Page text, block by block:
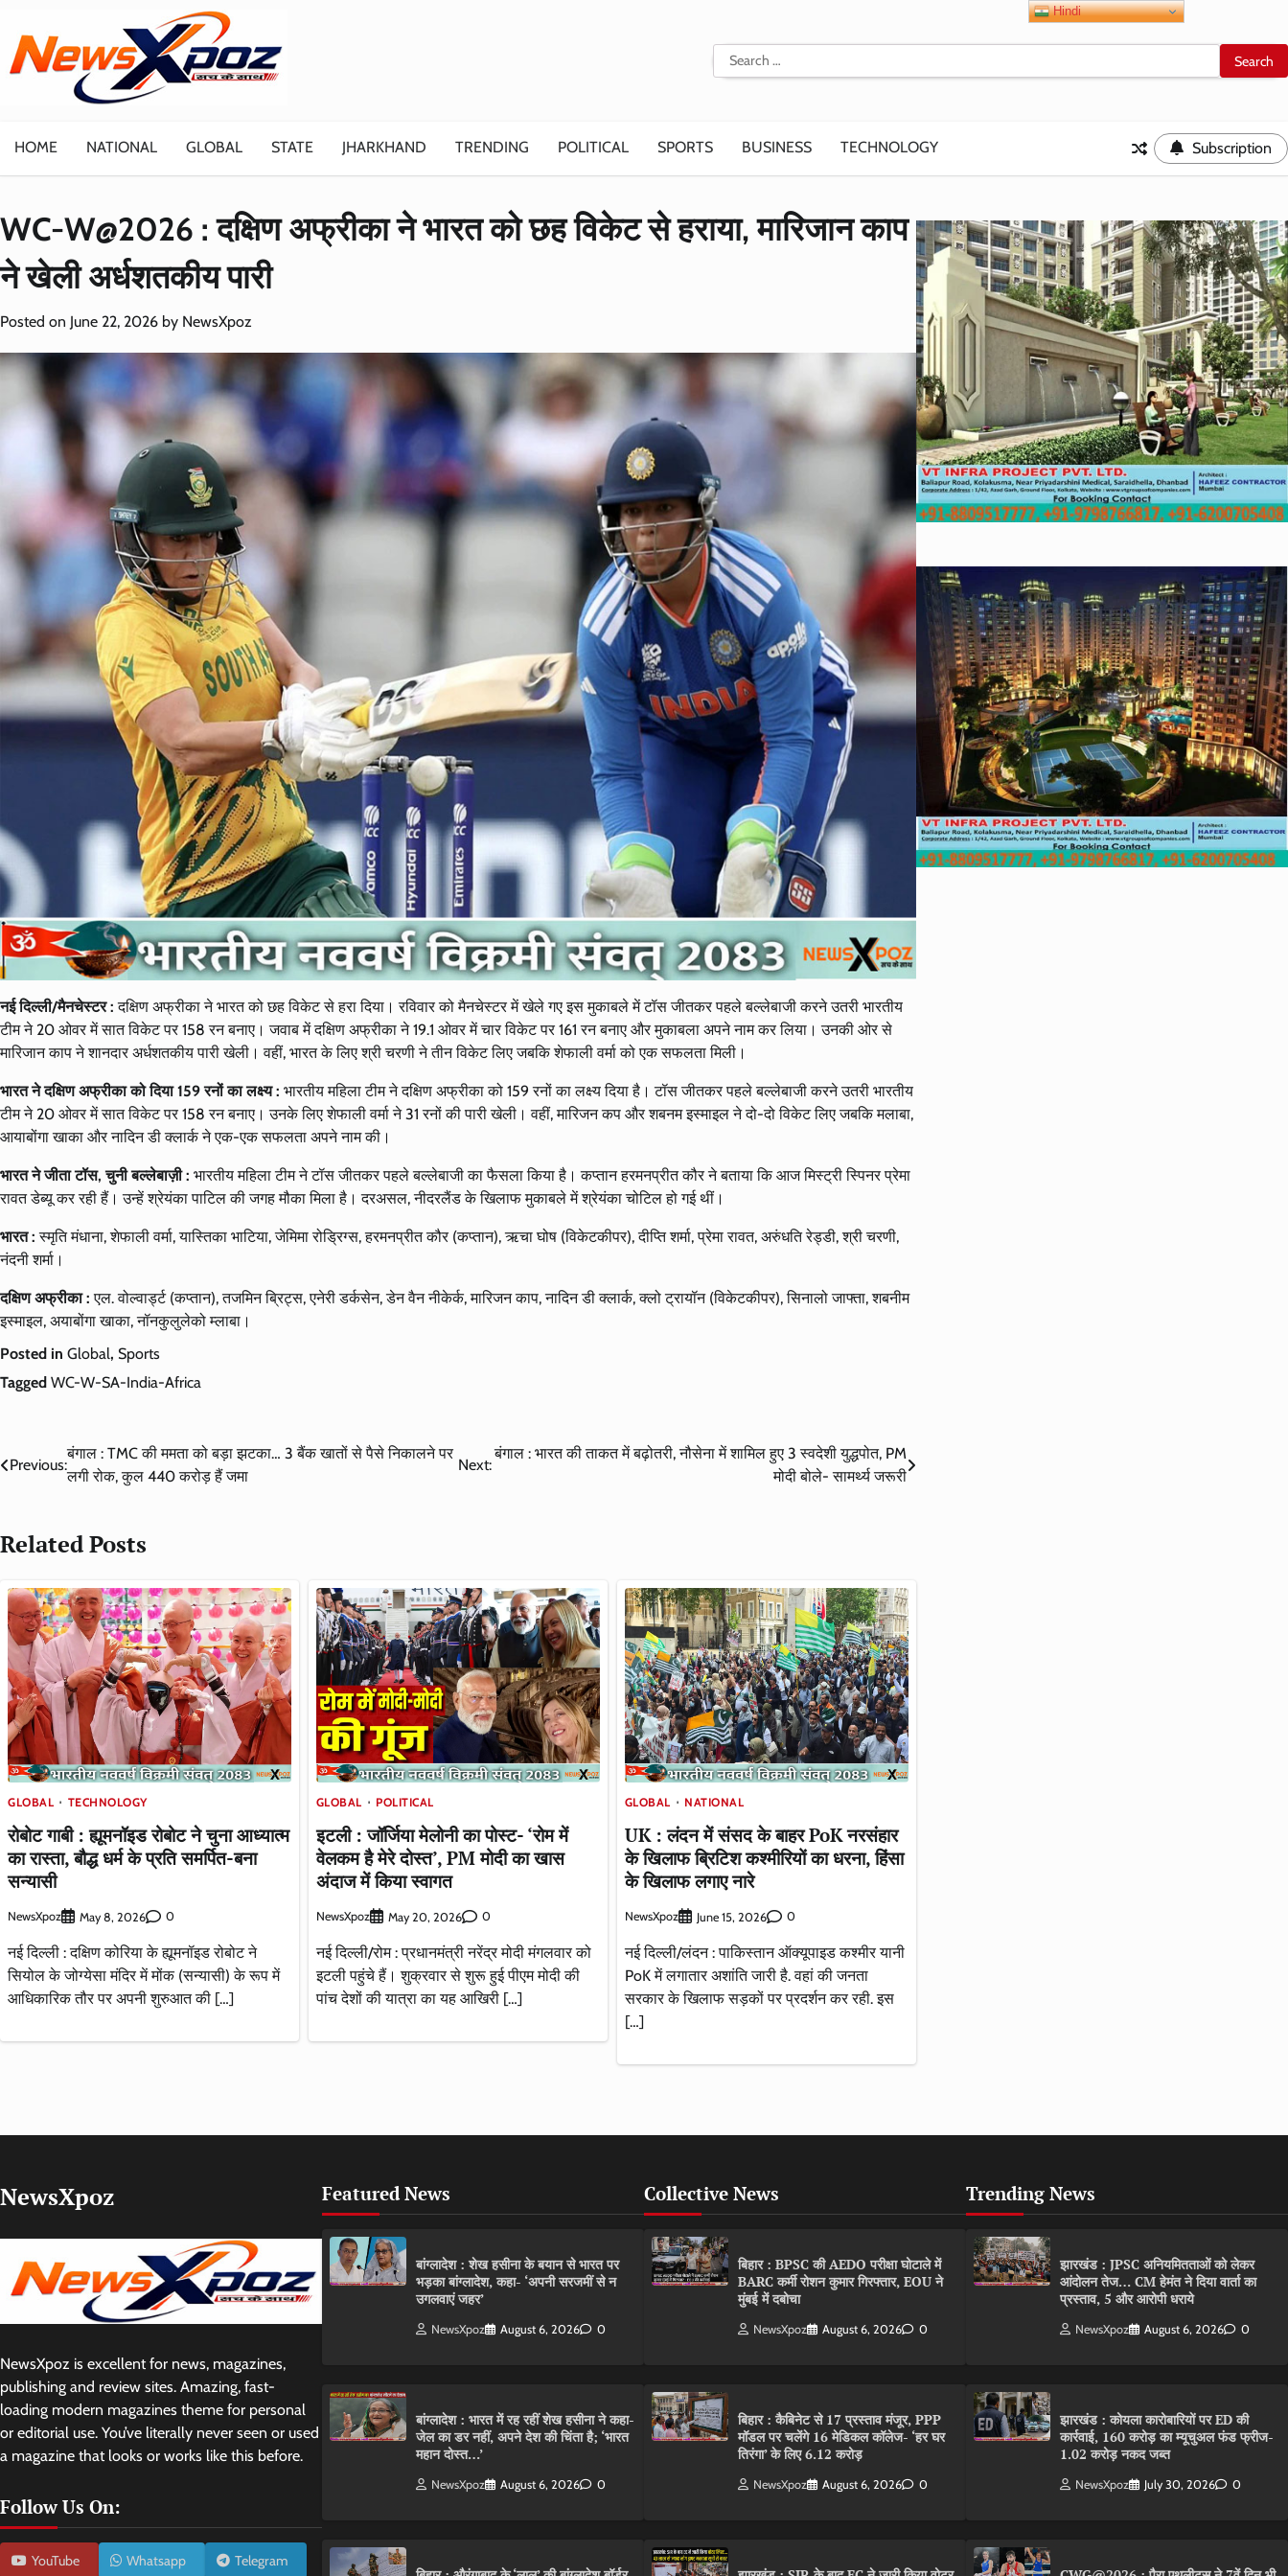
content
Search
for:
HOME NATIONAL GLOBAL STATE JHARKHAND TRENDING POLITICAL SPORTS BUSINESS TECHNOLOGY Subscription
WC-W@2026 : दक्षिण अफ्रीका ने भारत को छह विकेट से हराया, मारिजान काप
ने खेली अर्धशतकीय पारी
Posted on June 22, 2026 by NewsXpoz
नई दिल्ली/मैनचेस्टर :दक्षिण अफ्रीका ने भारत को छह विकेट से हरा दिया। रविवार को मैनचेस्टर में खेले गए इस मुकाबले में टॉस जीतकर पहले बल्लेबाजी करने उतरी भारतीय
टीम ने 20 ओवर में सात विकेट पर 158 रन बनाए। जवाब में दक्षिण अफ्रीका ने 19.1 ओवर में चार विकेट पर 161 रन बनाए और मुकाबला अपने नाम कर लिया। उनकी ओर से
मारिजान काप ने शानदार अर्धशतकीय पारी खेली। वहीं, भारत के लिए श्री चरणी ने तीन विकेट लिए जबकि शेफाली वर्मा को एक सफलता मिली।
भारत ने दक्षिण अफ्रीका को दिया 159 रनों का लक्ष्य : भारतीय महिला टीम ने दक्षिण अफ्रीका को 159 रनों का लक्ष्य दिया है। टॉस जीतकर पहले बल्लेबाजी करने उतरी भारतीय
टीम ने 20 ओवर में सात विकेट पर 158 रन बनाए। उनके लिए शेफाली वर्मा ने 31 रनों की पारी खेली। वहीं, मारिजन कप और शबनम इस्माइल ने दो-दो विकेट लिए जबकि मलाबा,
आयाबोंगा खाका और नादिन डी क्लार्क ने एक-एक सफलता अपने नाम की।
भारत ने जीता टॉस, चुनी बल्लेबाज़ी : भारतीय महिला टीम ने टॉस जीतकर पहले बल्लेबाजी का फैसला किया है। कप्तान हरमनप्रीत कौर ने बताया कि आज मिस्ट्री स्पिनर प्रेमा
रावत डेब्यू कर रही हैं। उन्हें श्रेयंका पाटिल की जगह मौका मिला है। दरअसल, नीदरलैंड के खिलाफ मुकाबले में श्रेयंका चोटिल हो गई थीं।
भारत :स्मृति मंधाना, शेफाली वर्मा, यास्तिका भाटिया, जेमिमा रोड्रिग्स, हरमनप्रीत कौर (कप्तान), ऋचा घोष (विकेटकीपर), दीप्ति शर्मा, प्रेमा रावत, अरुंधति रेड्डी, श्री चरणी,
नंदनी शर्मा।
दक्षिण अफ्रीका : एल. वोल्वार्ड्ट (कप्तान), तजमिन ब्रिट्स, एनेरी डर्कसेन, डेन वैन नीकेर्क, मारिजन काप, नादिन डी क्लार्क, क्लो ट्रायॉन (विकेटकीपर), सिनालो जाफ्ता, शबनीम
इस्माइल, अयाबोंगा खाका, नॉनकुलुलेको म्लाबा।
Posted in Global, Sports
Tagged WC-W-SA-India-Africa
Post
navigation
Previous:
बंगाल : TMC की ममता को बड़ा झटका… 3 बैंक खातों से पैसे निकालने पर
लगी रोक, कुल 440 करोड़ हैं जमा
Next:
बंगाल : भारत की ताकत में बढ़ोतरी, नौसेना में शामिल हुए 3 स्वदेशी युद्धपोत, PM
मोदी बोले- सामर्थ्य जरूरी
Related Posts
GLOBAL TECHNOLOGY
रोबोट गाबी : ह्यूमनॉइड रोबोट ने चुना आध्‍यात्‍म
का रास्‍ता, बौद्ध धर्म के प्रति समर्पित-बना
सन्यासी
NewsXpoz May 8, 2026 0
नई दिल्ली : दक्षिण कोरिया के ह्यूमनॉइड रोबोट ने
सियोल के जोग्येसा मंदिर में मोंक (सन्यासी) के रूप में
आधिकारिक तौर पर अपनी शुरुआत की […]
GLOBAL POLITICAL
इटली : जॉर्जिया मेलोनी का पोस्ट- ‘रोम में
वेलकम है मेरे दोस्त’, PM मोदी का खास
अंदाज में किया स्वागत
NewsXpoz May 20, 2026 0
नई दिल्ली/रोम : प्रधानमंत्री नरेंद्र मोदी मंगलवार को
इटली पहुंचे हैं। शुक्रवार से शुरू हुई पीएम मोदी की
पांच देशों की यात्रा का यह आखिरी […]
GLOBAL NATIONAL
UK : लंदन में संसद के बाहर PoK नरसंहार
के खिलाफ ब्रिटिश कश्मीरियों का धरना, हिंसा
के खिलाफ लगाए नारे
NewsXpoz June 15, 2026 0
नई दिल्ली/लंदन : पाकिस्तान ऑक्यूपाइड कश्मीर यानी
PoK में लगातार अशांति जारी है. वहां की जनता
सरकार के खिलाफ सड़कों पर प्रदर्शन कर रही. इस
[…]
NewsXpoz
NewsXpoz is excellent for news, magazines,
publishing and review sites. Amazing, fast-
loading modern magazines theme for personal
or editorial use. You’ve literally never seen or used
a magazine that looks or works like this before.
Follow Us On:
YouTube Whatsapp Telegram
Featured News
बांग्लादेश : शेख हसीना के बयान से भारत पर
भड़का बांग्लादेश, कहा- ‘अपनी सरजमीं से न
उगलवाएं जहर’
NewsXpoz August 6, 2026 0
बांग्लादेश : भारत में रह रहीं शेख हसीना ने कहा-
जेल का डर नहीं, अपने देश की चिंता है; ‘भारत
महान दोस्त…’
NewsXpoz August 6, 2026 0
Collective News
बिहार : BPSC की AEDO परीक्षा घोटाले में
BARC कर्मी रोशन कुमार गिरफ्तार, EOU ने
मुंबई में दबोचा
NewsXpoz August 6, 2026 0
बिहार : कैबिनेट से 17 प्रस्ताव मंजूर, PPP
मॉडल पर चलेंगे 16 मेडिकल कॉलेज- ‘हर घर
तिरंगा’ के लिए 6.12 करोड़
NewsXpoz August 6, 2026 0
Trending News
झारखंड : JPSC अनियमितताओं को लेकर
आंदोलन तेज… CM हेमंत ने दिया वार्ता का
प्रस्ताव, 5 और आरोपी धराये
NewsXpoz August 6, 2026 0
झारखंड : कोयला कारोबारियों पर ED की
कार्रवाई, 160 करोड़ का म्यूचुअल फंड फ्रीज-
1.02 करोड़ नकद जब्त
NewsXpoz July 30, 2026 0
Hindi